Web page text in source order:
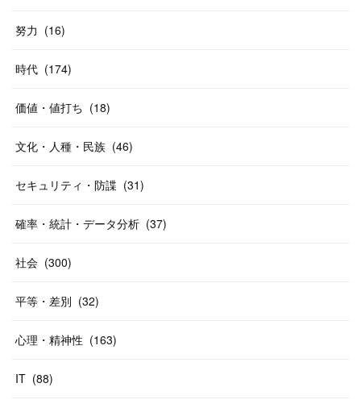
努力 (16)
時代 (174)
価値・値打ち (18)
文化・人種・民族 (46)
セキュリティ・防諜 (31)
確率・統計・データ分析 (37)
社会 (300)
平等・差別 (32)
心理・精神性 (163)
IT (88)